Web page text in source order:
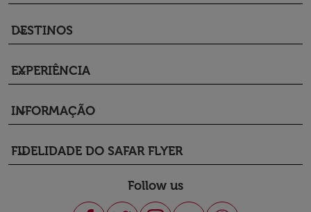
DESTINOS
keyboard_arrow_down
EXPERIÊNCIA
keyboard_arrow_down
INFORMAÇÃO
keyboard_arrow_down
FIDELIDADE DO SAFAR FLYER
keyboard_arrow_down
Follow us